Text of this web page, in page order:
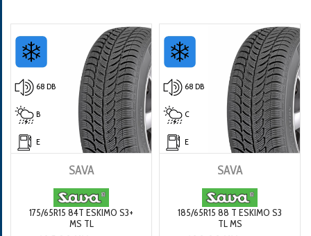
68 DB
B
E
SAVA
175/65R15 84T ESKIMO S3+
MS TL
68 DB
C
E
SAVA
185/65R15 88 T ESKIMO S3
TL MS